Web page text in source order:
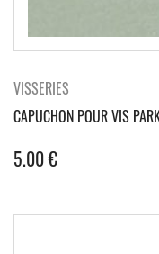
VISSERIES
CAPUCHON POUR VIS
5.00€